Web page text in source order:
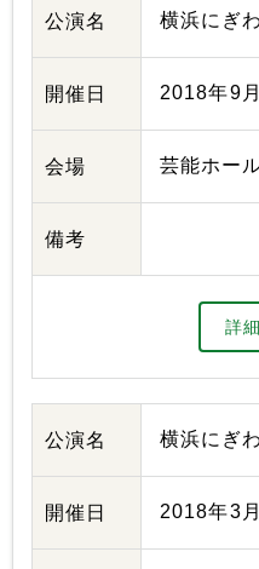
公演名 横浜にぎ
開催日 2018年9
会場 芸能ホー
備考
詳
公演名 横浜にぎ
開催日 2018年3